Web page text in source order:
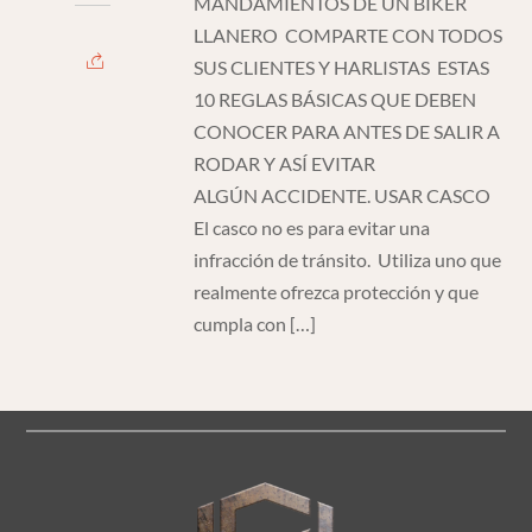
LLANERO COMPARTE CON TODOS
SUS CLIENTES Y HARLISTAS ESTAS
10 REGLAS BÁSICAS QUE DEBEN
CONOCER PARA ANTES DE SALIR A
RODAR Y ASÍ EVITAR
ALGÚN ACCIDENTE. USAR CASCO
El casco no es para evitar una
infracción de tránsito. Utiliza uno que
realmente ofrezca protección y que
cumpla con […]